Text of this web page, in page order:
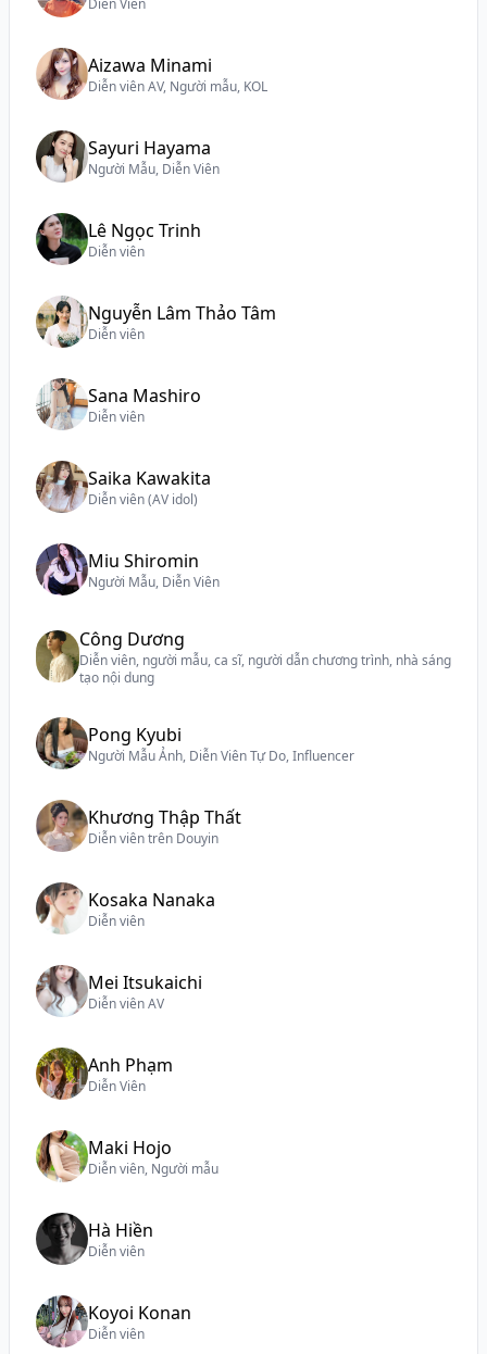
Diễn Viên
Aizawa Minami
Diễn viên AV, Người mẫu, KOL
Sayuri Hayama
Người Mẫu, Diễn Viên
Lê Ngọc Trinh
Diễn viên
Nguyễn Lâm Thảo Tâm
Diễn viên
Sana Mashiro
Diễn viên
Saika Kawakita
Diễn viên (AV idol)
Miu Shiromin
Người Mẫu, Diễn Viên
Công Dương
Diễn viên, người mẫu, ca sĩ, người dẫn chương trình, nhà sáng
tạo nội dung
Pong Kyubi
Người Mẫu Ảnh, Diễn Viên Tự Do, Influencer
Khương Thập Thất
Diễn viên trên Douyin
Kosaka Nanaka
Diễn viên
Mei Itsukaichi
Diễn viên AV
Anh Phạm
Diễn Viên
Maki Hojo
Diễn viên, Người mẫu
Hà Hiền
Diễn viên
Koyoi Konan
Diễn viên